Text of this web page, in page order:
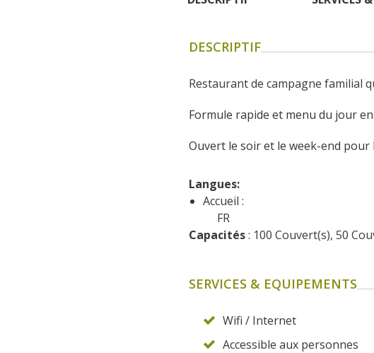
DESCRIPTIF
Restaurant de campagne familial
Formule rapide et menu du jour
Ouvert le soir et le week-end
Langues:
Accueil :
FR
Capacités : 100 Couvert(s), 50
SERVICES & EQUIPEMENTS
Wifi / Internet
Accessible aux personnes